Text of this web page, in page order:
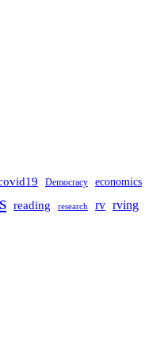
Democracy economics
reading research rv rving